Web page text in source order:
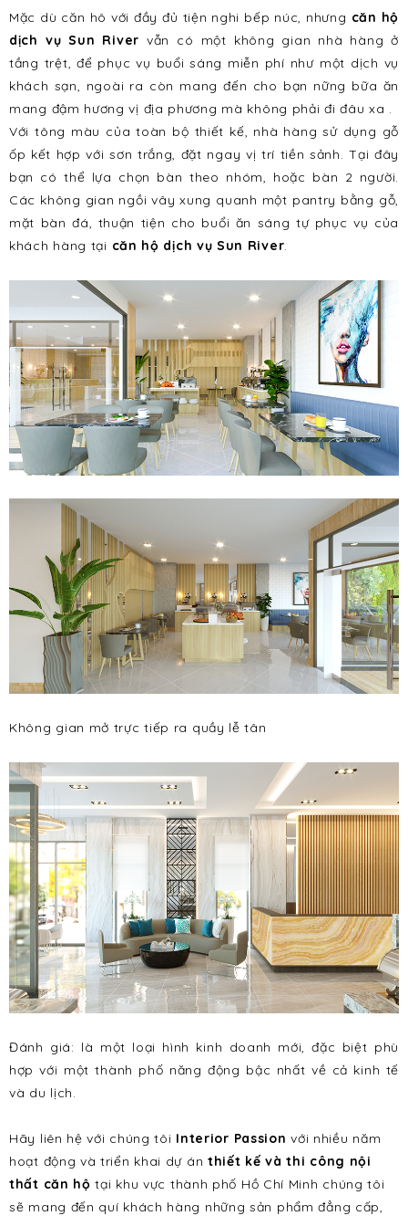
Mặc dù căn hô với đầy đủ tiện nghi bếp núc, nhưng căn hộ
dịch vụ Sun River vẫn có một không gian nhà hàng ở
tầng trệt, để phục vụ buổi sáng miễn phí như một dịch vụ
khách sạn, ngoài ra còn mang đến cho bạn nững bữa ăn
mang đậm hương vị địa phương mà không phải đi đâu xa .
Với tông màu của toàn bộ thiết kế, nhà hàng sử dụng gỗ
ốp kết hợp với sơn trắng, đặt ngay vị trí tiền sảnh. Tại đây
bạn có thể lựa chọn bàn theo nhóm, hoặc bàn 2 người.
Các không gian ngồi vây xung quanh một pantry bằng gỗ,
mặt bàn đá, thuận tiện cho buổi ăn sáng tự phục vụ của
khách hàng tại căn hộ dịch vụ Sun River.
Không gian mở trực tiếp ra quầy lễ tân
Đánh giá: là một loại hình kinh doanh mới, đặc biệt phù
hợp với một thành phố năng động bậc nhất về cả kinh tế
và du lịch.
Hãy liên hệ với chúng tôi Interior Passion với nhiều năm
hoạt động và triển khai dự án thiết kế và thi công nội
thất căn hộ tại khu vực thành phố Hồ Chí Minh chúng tôi
sẽ mang đến quí khách hàng những sản phẩm đẳng cấp,